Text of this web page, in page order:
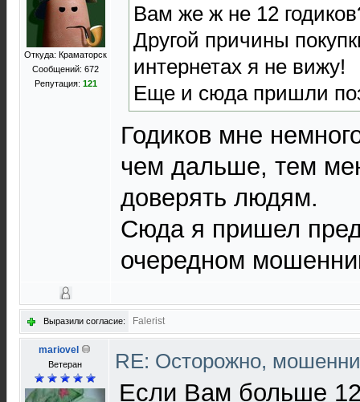
Откуда: Краматорск
Сообщений: 672
Репутация: 121
Вам же ж не 12
Другой причины
интернетах я не вижу!
Еще и сюда пришли
Годиков мне
чем дальше, тем
доверять людям.
Сюда я пришел
очередном
Выразили согласие: Falerist
mariovel
Ветеран RE: Осторожно,
Если Вам больше